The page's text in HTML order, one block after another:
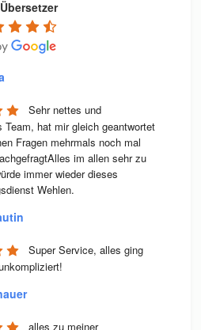
Sehr nettes und
Team, hat mir gleich geantwortet
Fragen mehrmals noch mal
im allen sehr zu
immer wieder dieses
Wehlen.
Super Service, alles ging
alles zu meiner